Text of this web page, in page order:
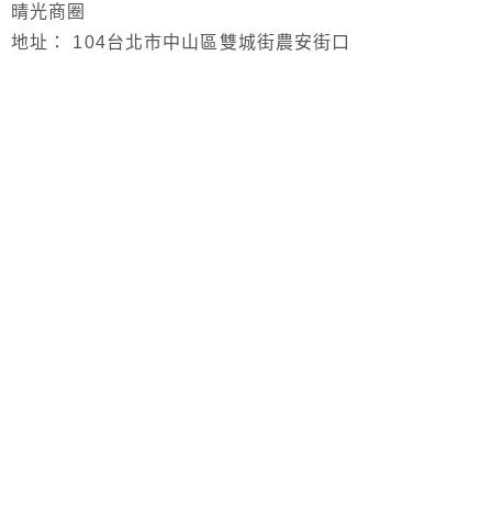
晴光商圈
地址： 104台北市中山區雙城街農安街口